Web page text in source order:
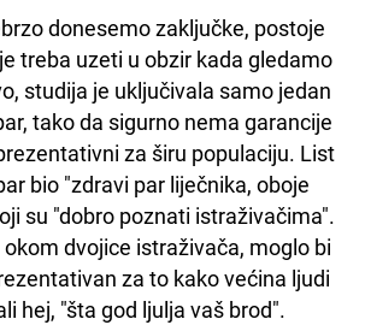
donesemo zaključke, postoje
treba uzeti u obzir kada gledamo
studija je uključivala samo jedan
tako da sigurno nema garancije
za širu populaciju. List
bio "zdravi par liječnika, oboje
su "dobro poznati istraživačima".
dvojice istraživača, moglo bi
za to kako većina ljudi
hej, "šta god ljulja vaš brod".